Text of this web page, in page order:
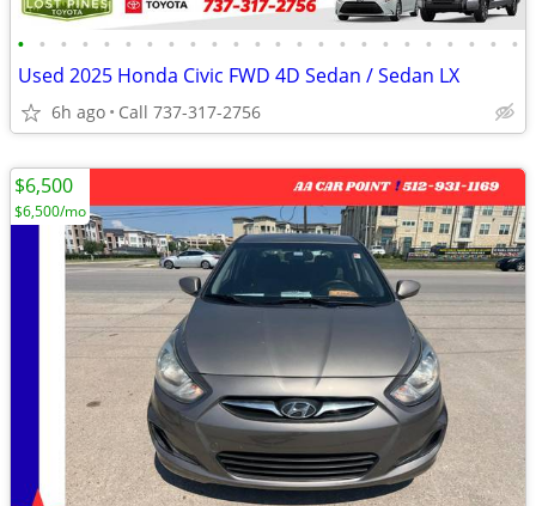
• • • • • • • • • • • • • • • • • • • • • • • •
Used 2025 Honda Civic FWD 4D Sedan / Sedan LX
6h ago Call 737-317-2756
$6,500
$6,500/mo